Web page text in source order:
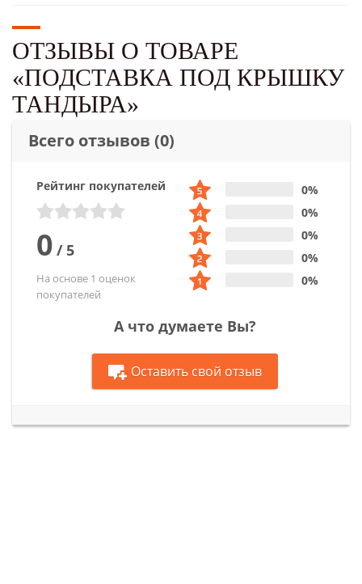
ОТЗЫВЫ О ТОВАРЕ
«ПОДСТАВКА ПОД КРЫШКУ
ТАНДЫРА»
Всего отзывов (0)
Рейтинг покупателей
0 /5
На основе 1 оценок
покупателей
0%
0%
0%
0%
0%
А что думаете Вы?
Оставить свой отзыв